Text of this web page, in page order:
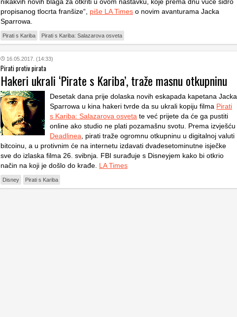
propisanog tlocrta franšize“, piše LA Times o novim avanturama Jacka
Sparrowa.
Pirati s Kariba Pirati s Kariba: Salazarova osveta
16.05.2017. (14:33)
Pirati protiv pirata
Hakeri ukrali ‘Pirate s Kariba’, traže masnu otkupninu
Desetak dana prije dolaska novih eskapada kapetana Jacka
Sparrowa u kina hakeri tvrde da su ukrali kopiju filma Pirati
s Kariba: Salazarova osveta te već prijete da će ga pustiti
online ako studio ne plati pozamašnu svotu. Prema izvješću
Deadlinea , pirati traže ogromnu otkupninu u digitalnoj valuti
bitcoinu, a u protivnim će na internetu izdavati dvadesetominutne isječke
sve do izlaska filma 26. svibnja. FBI surađuje s Disneyjem kako bi otkrio
način na koji je došlo do krađe. LA Times
Disney Pirati s Kariba